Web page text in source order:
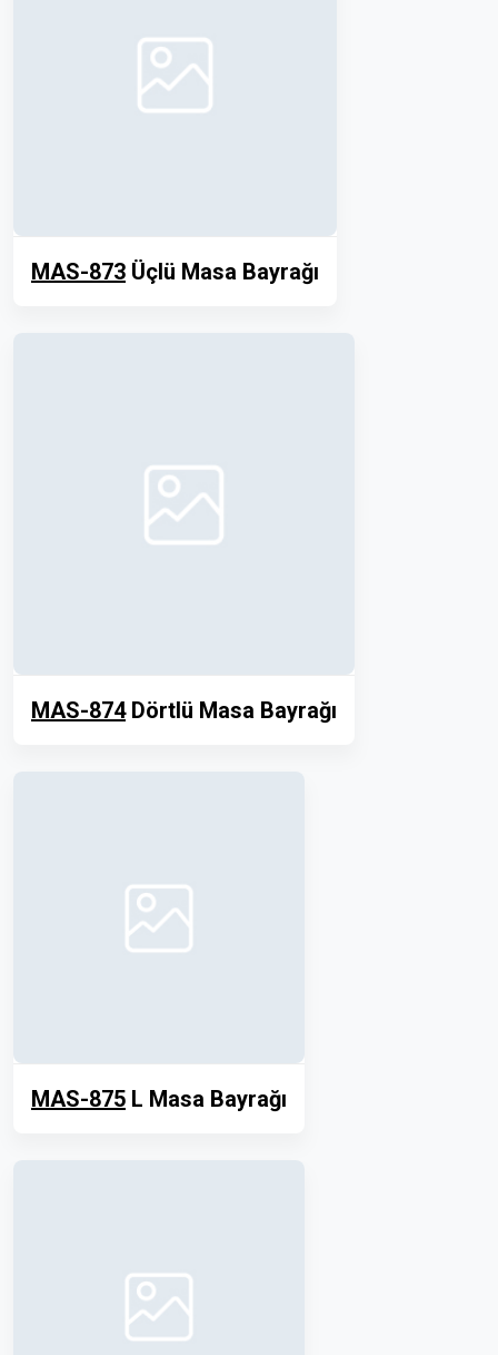
MAS-873 Üçlü Masa Bayrağı
MAS-874Dörtlü Masa Bayrağı
MAS-875 L Masa Bayrağı